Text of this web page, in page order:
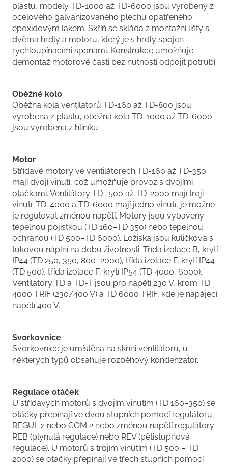
plastu, modely TD-1000 až TD-6000 jsou vyrobeny z
ocelového galvanizovaného plechu opatřeného
epoxidovým lakem. Skříň se skládá z montážní lišty s
dvěma hrdly a motoru, který je s hrdly spojen
rychloupínacími sponami. Konstrukce umožňuje
demontáž motorové části bez nutnosti odpojit potrubí.
Oběžné kolo
Oběžná kola ventilátorů TD-160 až TD-800 jsou
vyrobena z plastu, oběžná kola TD-1000 až TD-6000
jsou vyrobena z hliníku.
Motor
Střídavé motory ve ventilátorech TD-160 až TD-350
mají dvojí vinutí, což umožňuje provoz s dvojími
otáčkami. Ventilátory TD- 500 až TD-2000 mají trojí
vinutí. TD-4000 a TD-6000 mají jedno vinutí, je možné
je regulovat změnou napětí. Motory jsou vybaveny
tepelnou pojistkou (TD 160–TD 350) nebo tepelnou
ochranou (TD 500–TD 6000). Ložiska jsou kuličková s
tukovou náplní na dobu životnosti. Třída izolace B, krytí
IP44 (TD 250, 350, 800–2000), třída izolace F, krytí IP44
(TD 500), třída izolace F, krytí IP54 (TD 4000, 6000).
Ventilátory TD a TD-T jsou pro napětí 230 V, krom TD
4000 TRIF (230/400 V) a TD 6000 TRIF, kde je napájecí
napětí 400 V.
Svorkovnice
Svorkovnice je umístěna na skříni ventilátoru, u
některých typů obsahuje rozběhový kondenzátor.
Regulace otáček
U střídavých motorů s dvojím vinutím (TD 160–350) se
otáčky přepínají ve dvou stupních pomocí regulátorů
REGUL 2 nebo COM 2 nebo změnou napětí regulátory
REB (plynulá regulace) nebo REV (pětistupňová
regulace). U motorů s trojím vinutím (TD 500 – TD
2000) se otáčky přepínají ve třech stupních pomocí